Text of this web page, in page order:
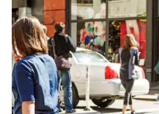
se strelicama prema gore i